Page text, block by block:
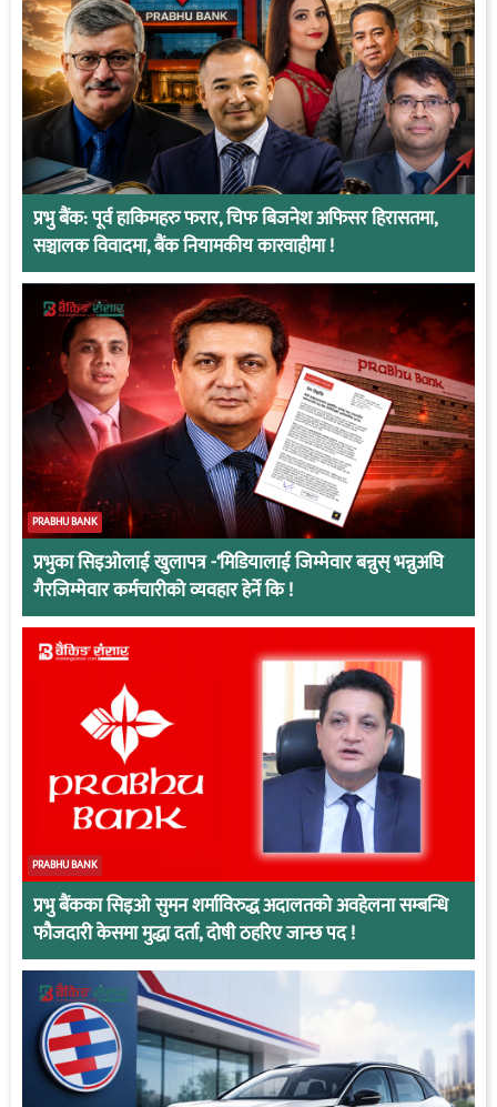
प्रभु बैंक: पूर्व हाकिमहरु फरार, चिफ बिजनेश अफिसर हिरासतमा,
सञ्चालक विवादमा, बैंक नियामकीय कारवाहीमा !
PRABHU BANK
प्रभुका सिइओलाई खुलापत्र -‘मिडियालाई जिम्मेवार बन्नुस् भन्नुअघि
गैरजिम्मेवार कर्मचारीको व्यवहार हेर्ने कि !
PRABHU BANK
प्रभु बैंकका सिइओ सुमन शर्माविरुद्ध अदालतको अवहेलना सम्बन्धि
फौजदारी केसमा मुद्धा दर्ता, दोषी ठहरिए जान्छ पद !